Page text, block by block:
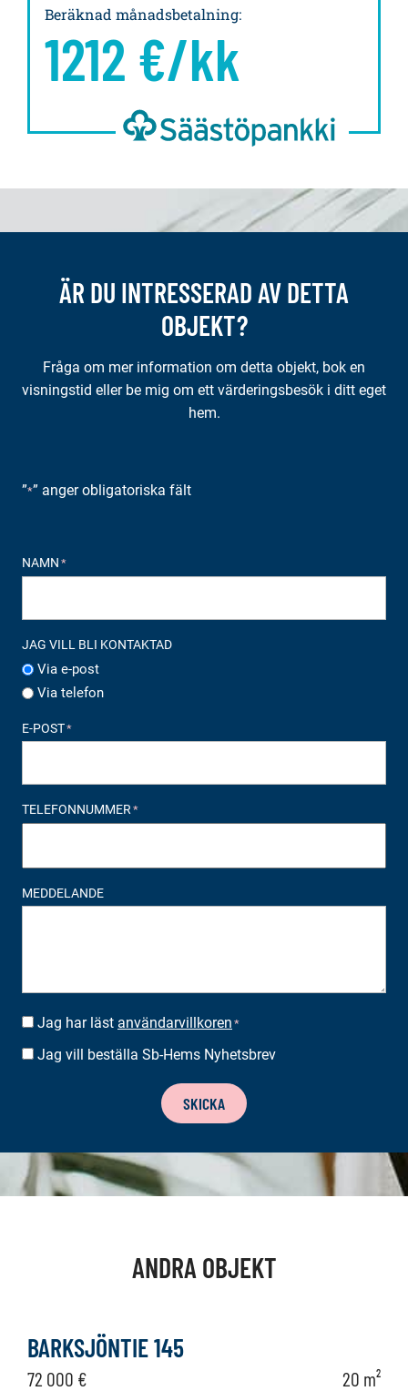
Beräknad månadsbetalning:
1212 €/kk
ÄR DU INTRESSERAD AV DETTA
OBJEKT?
Fråga om mer information om detta objekt, bok en
visningstid eller be mig om ett värderingsbesök i ditt eget
hem.
”*” anger obligatoriska fält
NAMN *
JAG VILL BLI KONTAKTAD
Via e-post
Via telefon
E-POST*
TELEFONNUMMER*
MEDDELANDE
SUOSTUMUS *
Jag har läst användarvillkoren *
BESTÄLLA
Jag vill beställa Sb-Hems Nyhetsbrev
SKICKA
ANDRA OBJEKT
BARKSJÖNTIE 145
72 000 € 20 m²